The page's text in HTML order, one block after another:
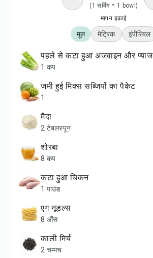
(1 सर्विंग = 1 bowl)
मापन इकाई
मूल मेट्रिक इंपीरियल
पहले से कटा हुआ अजवाइन और प्याज
1 कप
जमी हुई मिक्स सब्जियों का पैकेट
1
मैदा
2 टेबलस्पून
शोरबा
8 कप
कटा हुआ चिकन
1 पाउंड
एग नूडल्स
8 औंस
काली मिर्च
2 चम्मच